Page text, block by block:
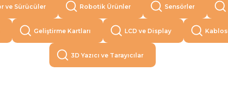
ve Sürücüler Robotik Ürünler Sensörler
Geliştirme Kartları LCD ve Display
3D Yazıcı ve Tarayıcılar